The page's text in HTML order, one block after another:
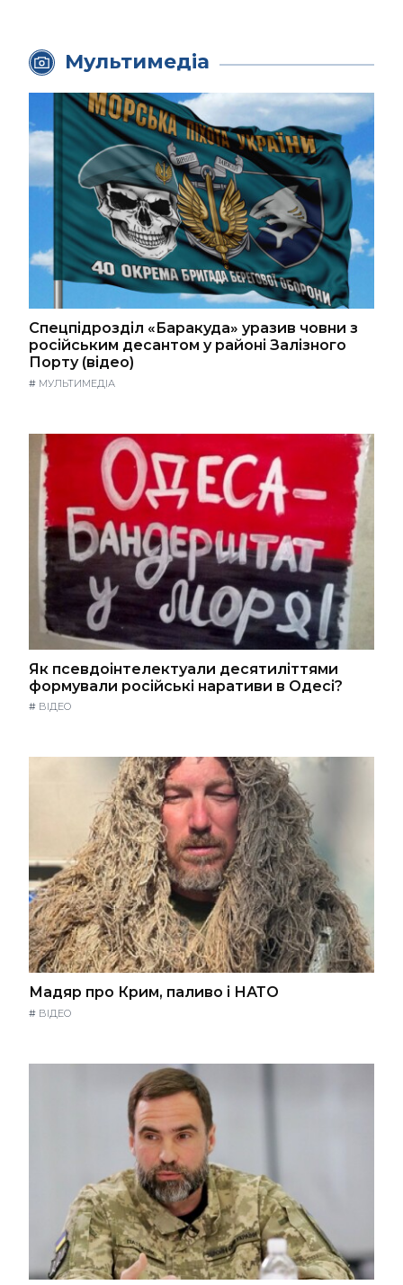
Мультимедіа
Спецпідрозділ «Баракуда» уразив човни з
російським десантом у районі Залізного
Порту (відео)
# МУЛЬТИМЕДІА
Як псевдоінтелектуали десятиліттями
формували російські наративи в Одесі?
# ВІДЕО
Мадяр про Крим, паливо і НАТО
# ВІДЕО